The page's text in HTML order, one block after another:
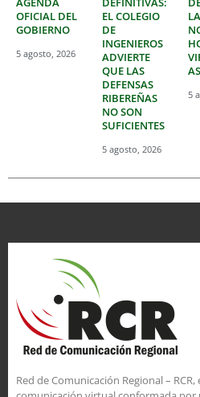
OFICIAL DEL
GOBIERNO
5 agosto, 2026
EL COLEGIO
DE
INGENIEROS
ADVIERTE
QUE LAS
DEFENSAS
RIBEREÑAS
NO SON
SUFICIENTES
5 agosto, 2026
5
Red de Comunicación Regional –